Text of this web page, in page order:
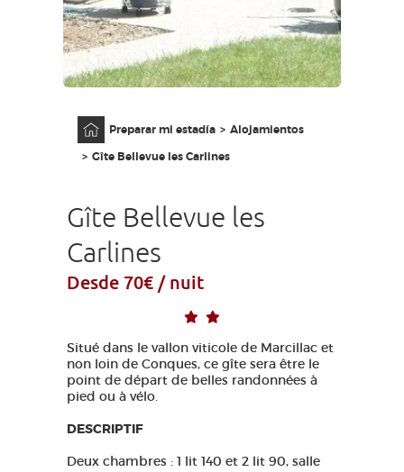
ES
Preparar mi estadía
Alojamientos
Gîte Bellevue les Carlines
Gîte Bellevue les
Carlines
Desde 70€ / nuit
Situé dans le vallon viticole de Marcillac et
non loin de Conques, ce gîte sera être le
point de départ de belles randonnées à
pied ou à vélo.
DESCRIPTIF
Deux chambres : 1 lit 140 et 2 lit 90, salle